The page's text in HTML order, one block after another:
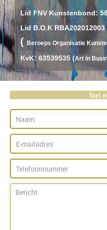
Lid FNV Kunstenbond:
Lid B.O.K RBA202012003
(BeroepsOrganisatie K
KvK: 63539535 (Art in
Stel